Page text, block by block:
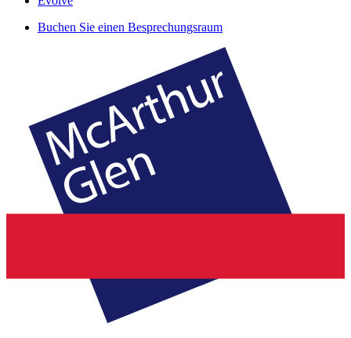
Buchen Sie einen Besprechungsraum